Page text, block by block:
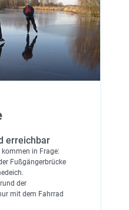
erreichbar
in Frage:
Fußgängerbrücke
der
mit dem Fahrrad